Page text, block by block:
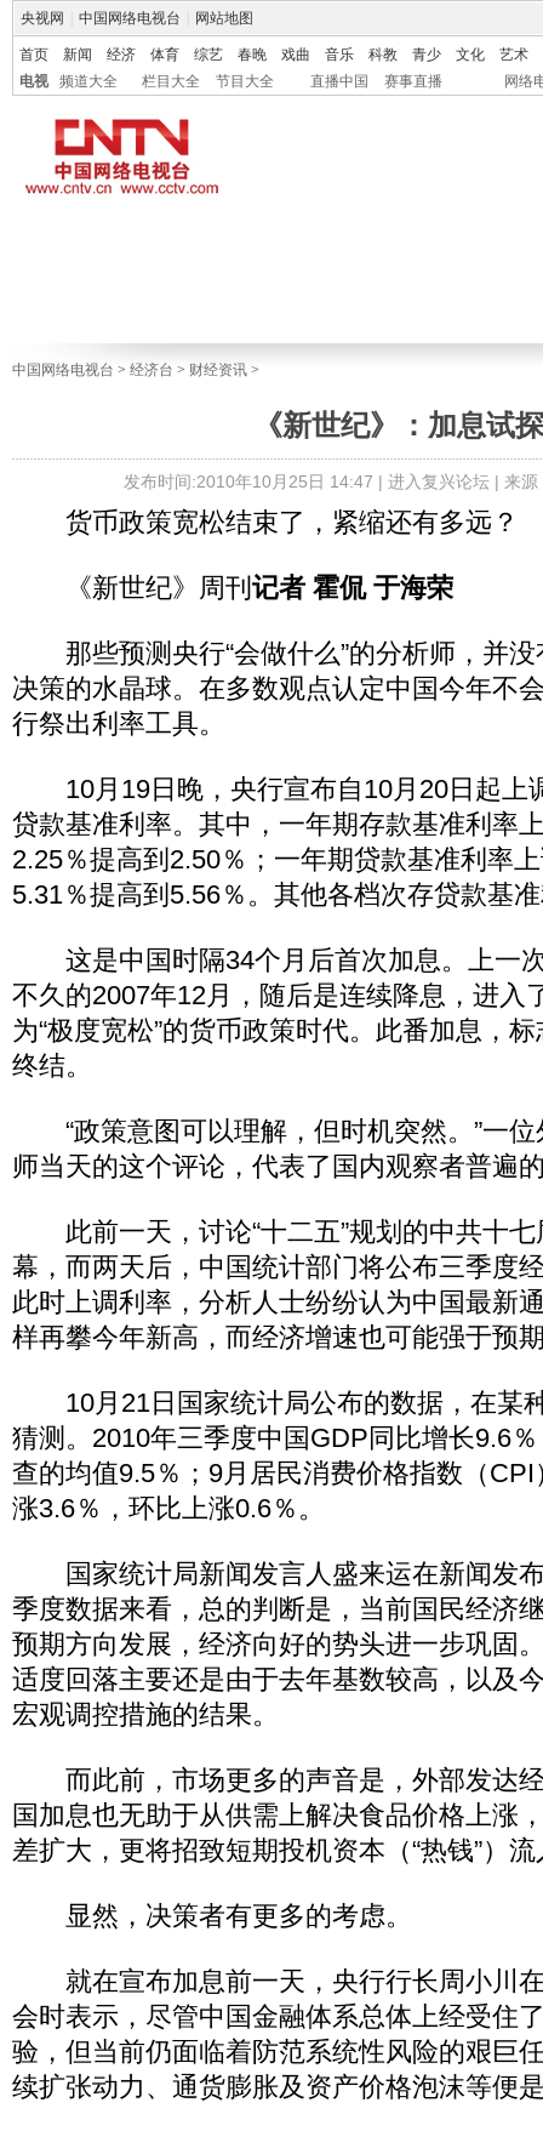
央视网 中国网络电视台 网站地图
首页 新闻 经济 体育 综艺 春晚 戏曲 音乐 科教 青少 文化
艺术
电视
频道大全 栏目大全 节目大全 直播中国 赛事直播 网络
中国网络电视台 > 经济台 > 财经资讯 >
《新世纪》：加息试探
发布时间:2010年10月25日 14:47 | 进入复兴论坛| 来源
货币政策宽松结束了，紧缩还有多远？
《新世纪》周刊 记者 霍侃 于海荣
那些预测央行“会做什么”的分析师，并没
决策的水晶球。在多数观点认定中国今年不
行祭出利率工具。
10月19日晚，央行宣布自10月20日起上
贷款基准利率。其中，一年期存款基准利率
2.25％提高到2.50％；一年期贷款基准利率
5.31％提高到5.56％。其他各档次存贷款基
这是中国时隔34个月后首次加息。上一
不久的2007年12月，随后是连续降息，进入
为“极度宽松”的货币政策时代。此番加息，
终结。
“政策意图可以理解，但时机突然。”一位
师当天的这个评论，代表了国内观察者普遍
此前一天，讨论“十二五”规划的中共十七
幕，而两天后，中国统计部门将公布三季度
此时上调利率，分析人士纷纷认为中国最新
样再攀今年新高，而经济增速也可能强于预
10月21日国家统计局公布的数据，在某
猜测。2010年三季度中国GDP同比增长9.6
查的均值9.5％；9月居民消费价格指数（
涨3.6％，环比上涨0.6％。
国家统计局新闻发言人盛来运在新闻发
季度数据来看，总的判断是，当前国民经济
预期方向发展，经济向好的势头进一步巩固
适度回落主要还是由于去年基数较高，以及
宏观调控措施的结果。
而此前，市场更多的声音是，外部发达
国加息也无助于从供需上解决食品价格上涨
差扩大，更将招致短期投机资本（“热钱”）
显然，决策者有更多的考虑。
就在宣布加息前一天，央行行长周小川
会时表示，尽管中国金融体系总体上经受住
验，但当前仍面临着防范系统性风险的艰巨
续扩张动力、通货膨胀及资产价格泡沫等便